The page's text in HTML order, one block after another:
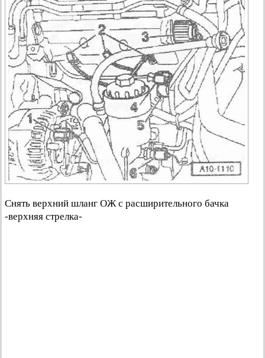
Снять верхний шланг ОЖ с расширительного бачка
-верхняя стрелка-